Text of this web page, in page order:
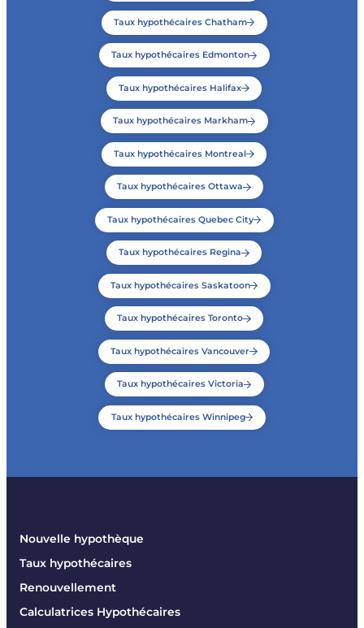
Taux hypothécaires Chatham
Taux hypothécaires Edmonton
Taux hypothécaires Halifax
Taux hypothécaires Markham
Taux hypothécaires Montreal
Taux hypothécaires Ottawa
Taux hypothécaires Quebec City
Taux hypothécaires Regina
Taux hypothécaires Saskatoon
Taux hypothécaires Toronto
Taux hypothécaires Vancouver
Taux hypothécaires Victoria
Taux hypothécaires Winnipeg
Nouvelle hypothèque
Taux hypothécaires
Renouvellement
Calculatrices Hypothécaires